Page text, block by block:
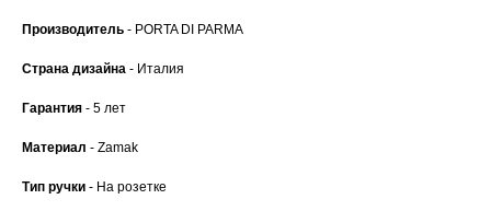
Производитель - PORTA DI PARMA
Страна дизайна - Италия
Гарантия - 5 лет
Материал - Zamak
Тип ручки - На розетке